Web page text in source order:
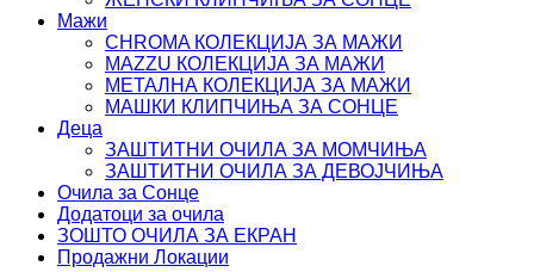
Мажи
CHROMA КОЛЕКЦИЈА ЗА МАЖИ
MAZZU КОЛЕКЦИЈА ЗА МАЖИ
МЕТАЛНА КОЛЕКЦИЈА ЗА МАЖИ
МАШКИ КЛИПЧИЊА ЗА СОНЦЕ
Деца
ЗАШТИТНИ ОЧИЛА ЗА МОМЧИЊА
ЗАШТИТНИ OЧИЛА ЗА ДЕВОЈЧИЊА
Очила за Сонце
Додатоци за очила
ЗOШТО ОЧИЛА ЗА ЕКРАН
Продажни Локации